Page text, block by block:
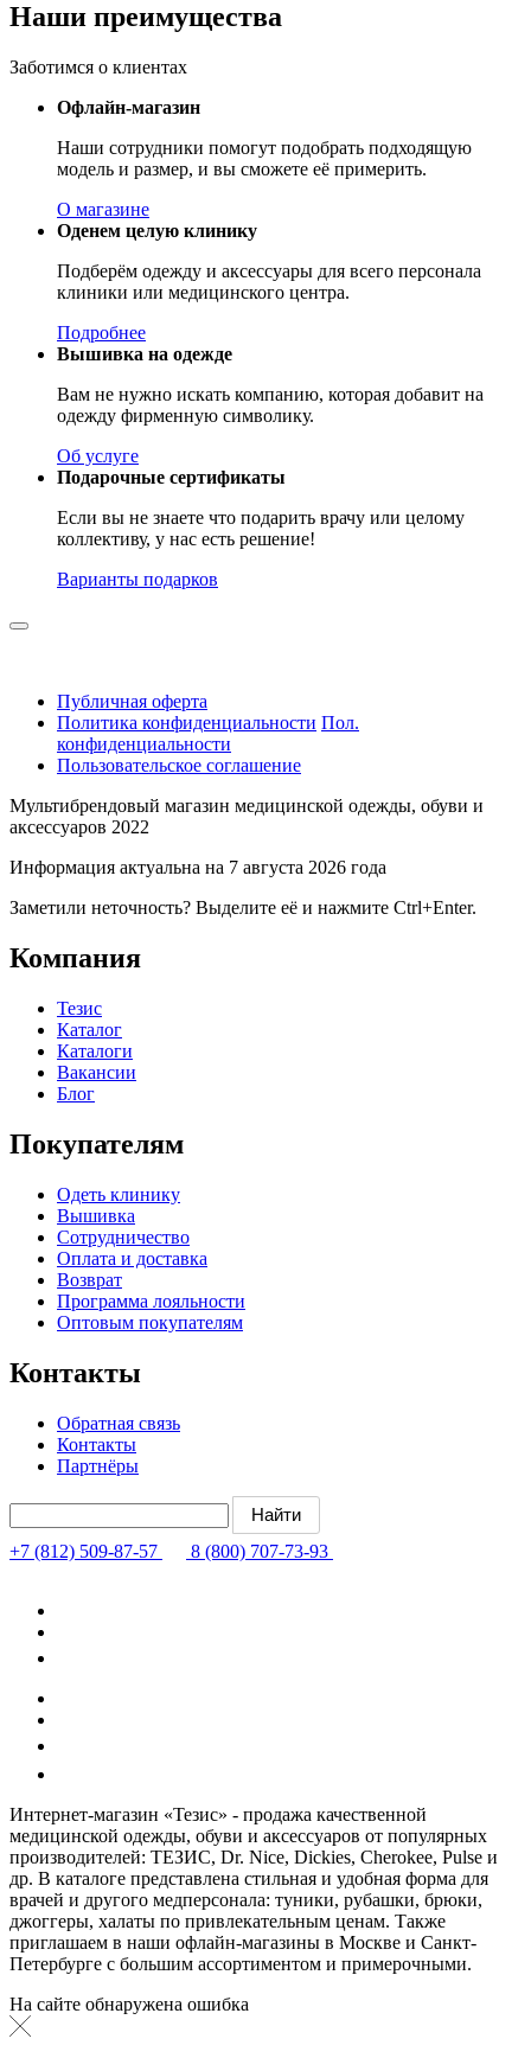
Наши преимущества
Заботимся о клиентах
Офлайн-магазин
Наши сотрудники помогут подобрать подходящую
модель и размер, и вы сможете её примерить.
О магазине
Оденем целую клинику
Подберём одежду и аксессуары для всего персонала
клиники или медицинского центра.
Подробнее
Вышивка на одежде
Вам не нужно искать компанию, которая добавит на
одежду фирменную символику.
Об услуге
Подарочные сертификаты
Если вы не знаете что подарить врачу или целому
коллективу, у нас есть решение!
Варианты подарков
Публичная оферта
Политика конфиденциальности Пол.
конфиденциальности
Пользовательское соглашение
Мультибрендовый магазин медицинской одежды, обуви и
аксессуаров 2022
Информация актуальна на 7 августа 2026 года
Заметили неточность? Выделите её и нажмите Ctrl+Enter.
Компания
Тезис
Каталог
Каталоги
Вакансии
Блог
Покупателям
Одеть клинику
Вышивка
Сотрудничество
Оплата и доставка
Возврат
Программа лояльности
Оптовым покупателям
Контакты
Обратная связь
Контакты
Партнёры
+7 (812) 509-87-57 8 (800) 707-73-93
Интернет-магазин «Тезис» - продажа качественной
медицинской одежды, обуви и аксессуаров от популярных
производителей: ТЕЗИС, Dr. Nice, Dickies, Cherokee, Pulse и
др. В каталоге представлена стильная и удобная форма для
врачей и другого медперсонала: туники, рубашки, брюки,
джоггеры, халаты по привлекательным ценам. Также
приглашаем в наши офлайн-магазины в Москве и Санкт-
Петербурге с большим ассортиментом и примерочными.
На сайте обнаружена ошибка